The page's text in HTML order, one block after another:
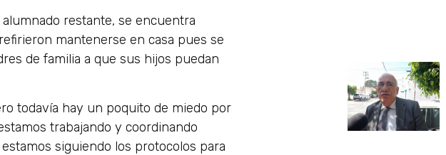
restante, se encuentra
mantenerse en casa pues se
de familia a que sus hijos puedan
todavía hay un poquito de miedo por
trabajando y coordinando
siguiendo los protocolos para